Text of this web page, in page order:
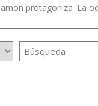
protagoniza 'La